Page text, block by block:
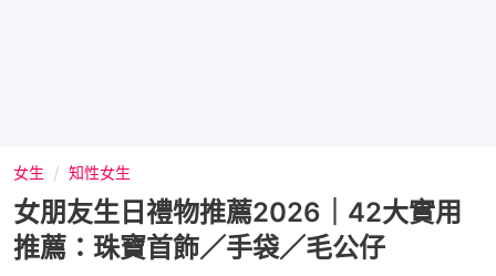
女生 知性女生
女朋友生日禮物推薦2026｜42大實用
推薦：珠寶首飾／手袋／毛公仔